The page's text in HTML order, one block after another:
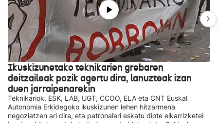
Ikuskizunetako teknikarien grebaren
deitzaileak pozik agertu dira, lanuzteak izan
duen jarraipenarekin
Teknikariok, ESK, LAB, UGT, CCOO, ELA eta CNT Euskal
Autonomia Erkidegoko ikuskizunen lehen hitzarmena
negoziatzen ari dira, eta patronalari eskatu diote elkarrizketei